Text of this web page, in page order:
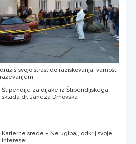
svojo strast do raziskovanja, varnosti
Štipendije za dijake iz Štipendijskega
sklada dr. Janeza Drnovška
Karierne srede – Ne ugibaj, odkrij svoje
interese!